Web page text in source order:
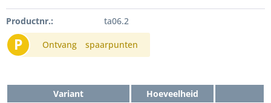
Productnr.: ta06.2
P Ontvang spaarpunten
Variant
Hoeveelheid